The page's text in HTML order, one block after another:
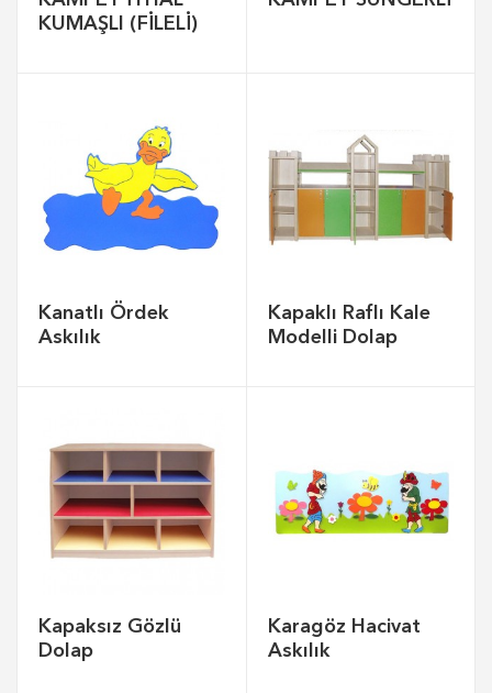
KUMAŞLI (FİLELİ)
Kanatlı Ördek
Askılık
Kapaklı Raflı Kale
Modelli Dolap
Kapaksız Gözlü
Dolap
Karagöz Hacivat
Askılık